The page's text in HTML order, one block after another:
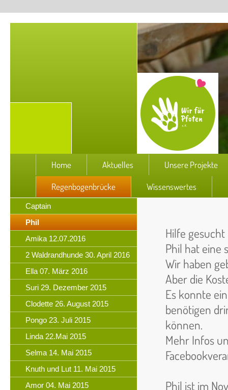
Home Aktuelles Unsere Projekte
Regenbogenbrücke Wissenswertes
Captain
Phil
Amika 12.07.2016
2 Waldrandhunde 30. April 2016
Ella 07. März 2016
Suri 29. Dezember 2015
Clodette 26. August 2015
Pongo 23. Juli 2015
Linda 22.Mai 2015
Selma 14. Mai 2015
Knuth und Lut 11. Mai 2015
Amor 04. Mai 2015
Hilfe gesucht
Phil hat eine
Wir haben
Aber die
Es konnte
benötigen
können.
Mehr Infos
Phil ist im